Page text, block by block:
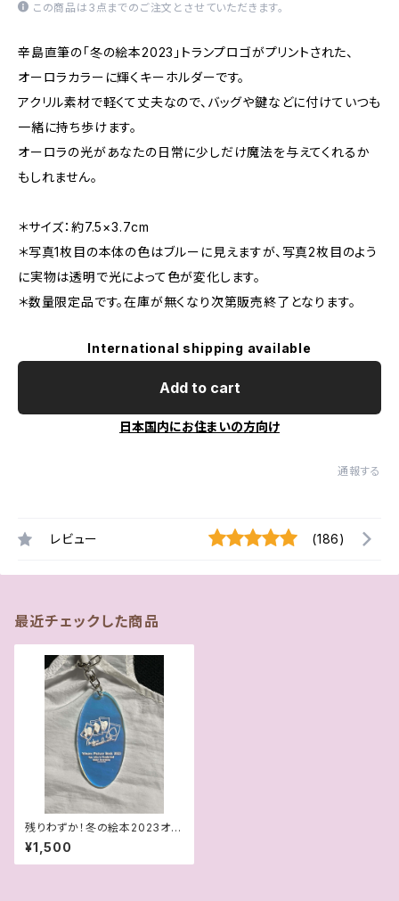
この商品は3点までのご注文とさせていただきます。
辛島直筆の「冬の絵本2023」トランプロゴがプリントされた、
オーロラカラーに輝くキーホルダーです。
アクリル素材で軽くて丈夫なので、バッグや鍵などに付けていつも
一緒に持ち歩けます。
オーロラの光があなたの日常に少しだけ魔法を与えてくれるか
もしれません。
＊サイズ：約7.5×3.7cm
＊写真1枚目の本体の色はブルーに見えますが、写真2枚目のよう
に実物は透明で光によって色が変化します。
＊数量限定品です。在庫が無くなり次第販売終了となります。
International shipping available
Add to cart
日本国内にお住まいの方向け
通報する
レビュー (186)
最近チェックした商品
残りわずか！冬の絵本2023オー
ロラアクリルキーホルダー
¥1,500